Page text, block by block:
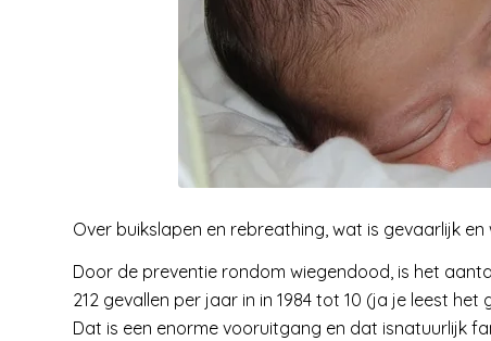
Over buikslapen en rebreathing, wat is gevaarlijk
Door de preventie rondom wiegendood, is het
212 gevallen per jaar in in 1984 tot 10 (ja je leest het
Dat is een enorme vooruitgang en dat isnatuurlijk